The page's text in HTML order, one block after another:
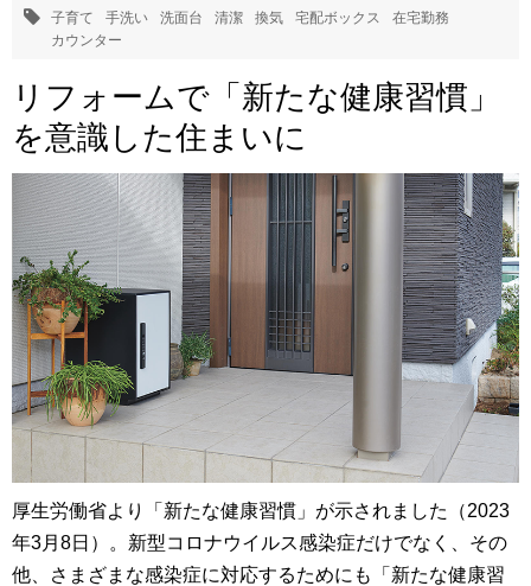
子育て 手洗い 洗面台 清潔 換気 宅配ボックス
在宅勤務
カウンター
リフォームで「新たな健康習慣」
を意識した住まいに
厚生労働省より「新たな健康習慣」が示されました（2023
年3月8日）。新型コロナウイルス感染症だけでなく、その
他、さまざまな感染症に対応するためにも「新たな健康習